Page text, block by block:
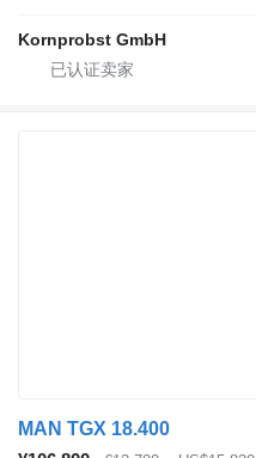
Kornprobst GmbH
MAN TGX 18.400